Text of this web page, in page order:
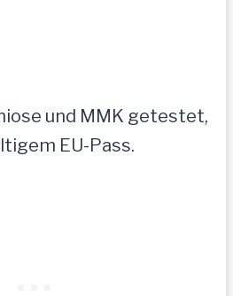
und MMK getestet,
EU-Pass.